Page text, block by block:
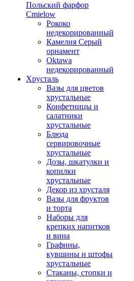
Польский фарфор
Сmielow
Рококо
недекорированный
Камелия Серый
орнамент
Oktawa
недекорированный
Хрусталь
Вазы для цветов
хрустальные
Конфетницы и
салатники
хрустальные
Блюда
сервировочные
хрустальные
Дозы, шкатулки и
копилки
хрустальные
Декор из хрусталя
Вазы для фруктов
и торта
Наборы для
крепких напитков
и вина
Графины,
кувшины и штофы
хрустальные
Стаканы, стопки и